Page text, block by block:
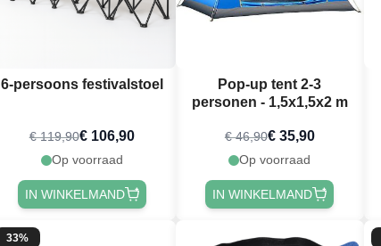
6-persoons festivalstoel
€ 119,90€ 106,90
Op voorraad
IN WINKELMAND
Pop-up tent 2-3
personen - 1,5x1,5x2 m
€ 46,90€ 35,90
Op voorraad
IN WINKELMAND
33%